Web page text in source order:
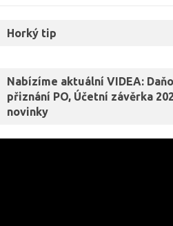
Horký tip
Nabízíme aktuální VIDEA:
přiznání PO, Účetní závěrka
novinky